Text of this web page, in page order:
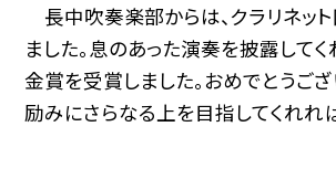
長中吹奏楽部からは、クラリネッ
ました。息のあった演奏を披露して
金賞を受賞しました。おめでとうござ
励みにさらなる上を目指してくれれ